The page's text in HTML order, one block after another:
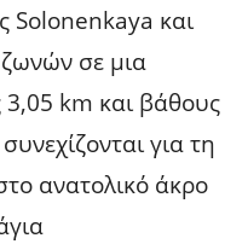
Solonenkaya και
σε μια
km και βάθους
για τη
ανατολικό άκρο